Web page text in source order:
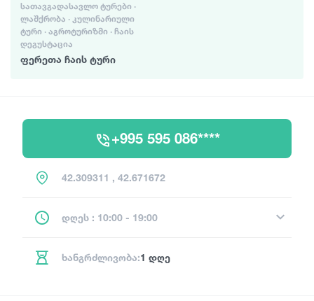
ᲡᲐᲗᲐᲕᲒᲐᲓᲐᲡᲐᲕᲚᲝ ᲢᲣᲠᲔᲑᲘ ·
ᲚᲐᲨᲥᲠᲝᲑᲐ · ᲙᲣᲚᲘᲜᲐᲠᲘᲣᲚᲘ
ᲢᲣᲠᲘ · ᲐᲒᲠᲝᲢᲣᲠᲘᲖᲛᲘ · ᲩᲐᲘᲡ
ᲓᲔᲒᲣᲡᲢᲐᲪᲘᲐ
ფერეთა ჩაის ტური
+995 595 086****
42.309311 , 42.671672
დღეს : 10:00 - 19:00
ხანგრძლივობა:1 დღე